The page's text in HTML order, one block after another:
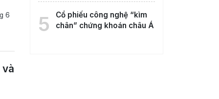
6
và
5
Cổ phiếu công nghệ “kìm
chân” chứng khoán châu Á